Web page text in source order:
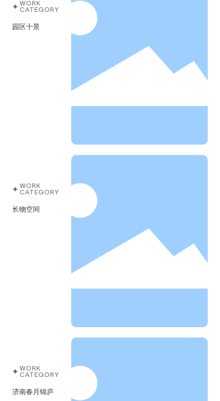
WORK
CATEGORY
园区十景
WORK
CATEGORY
长物空间
WORK
CATEGORY
济南春月锦庐